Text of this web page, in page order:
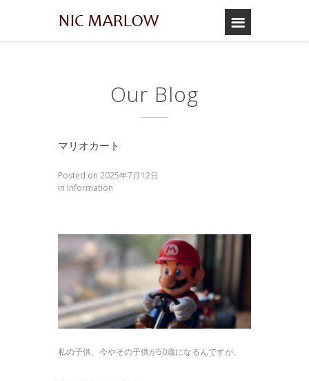
Our Blog
マリオカート
Posted on 2025年7月12日
in Information
私の子供、今やその子供が50歳になるんですが、